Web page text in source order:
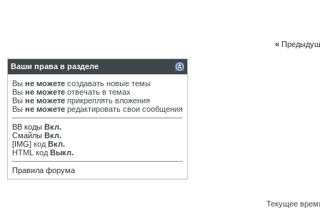
«
Ваши права в разделе
Вы не можете создавать новые темы
Вы не можете отвечать в темах
Вы не можете прикреплять вложения
Вы не можете редактировать свои сообщения
BB коды Вкл.
Смайлы Вкл.
[IMG] код Вкл.
HTML код Выкл.
Правила форума
Текущее